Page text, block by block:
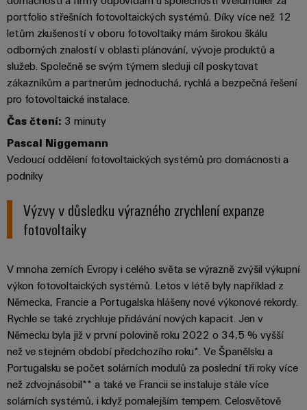
Řešení
a
pro
datová
centra
-
efektivní,
spolehlivé,
Fotovoltaika
energie
pro
stupeň
účinnost
Infrastruktura
budov
Řešení
pro
specifické
požadavky
na
infrastrukturu
budov
Ethernet
Skříň
a
pole
Chytrá
výroba
skříní
měření
Propojovací
Řešení
pro
pracoviště
software
Weidmüller
Configurator
kabelů,
propojovacích
patchkabelů
a
kabelů
Zapojení
PLC
a
řešení
Servisní
rozhraní
Distribuční
skříňky
Elektronika
Reléové
moduly
a polovodičová
digitální
technologie
software
Weidmüller
Configurator
Služby
v
oblasti
Laboratorní
služby
Podpora
Technická
podpora
Shoda
produktu
s
zákazníky
Akademie
Weidmüller
Human
Resources
Náš
management
Média
Novinky
odborná
média
Novinky
společnosti
Naši
partneři
stažení
Blog
Ceník
a
obchodní
podmínky
Novinky
a
prodejní
Produktové
novinky
Distribuce
Distribution
PRO
portfolio střešních fotovoltaických systémů. Díky více než 12
letům zkušeností v oboru fotovoltaiky mám širokou škálu
odborných znalostí v oblasti plánování, vývoje produktů a
služeb. Společně se svým týmem sleduji cíl poskytovat
zákazníkům a partnerům jednoduchá, rychlá a bezpečná řešení
pro fotovoltaické instalace.
Čas čtení: 3 minuty
Pascal Niggemann
Vedoucí oddělení fotovoltaických systémů pro domácnosti a
podniky
Výzvy v důsledku výrazného zrychlení expanze
fotovoltaiky
V mnoha zemích Evropy i celého světa se výrazně zvýšil výkupní
výkon fotovoltaických systémů. Letos v létě byly například z
Německa, Francie a Portugalska hlášeny nové výkonové rekordy.
Rychle se také zrychluje přidávání nových kapacit. Jen v
Německu byla již v první polovině roku 2022 o 34,5 % vyšší
než ve stejném období předchozího roku*. Ve Španělsku a
Portugalsku se počet solárních modulů za poslední tři roky více
než zdvojnásobil** a také ve Francii se instaluje stále více
solárních systémů, i když pomalejším tempem. Celosvětově